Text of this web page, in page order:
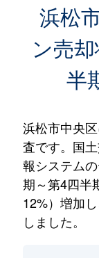
浜松
ン売
半
浜松市中央
査です。国
報システム
期～第4四半
12%）増加
しました。